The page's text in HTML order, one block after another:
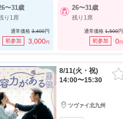
〜31歳
り1席
通常価格3,400円
初参加 3,000円
26〜31歳
残り1席
通常価格 1,500円
初参加 0円
8/11(火・祝)
14:00〜15:30
ツヴァイ北九州